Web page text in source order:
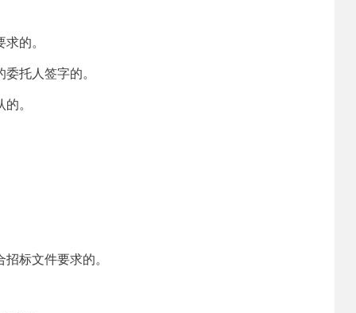
的。
托人签字的。
。
标文件要求的。